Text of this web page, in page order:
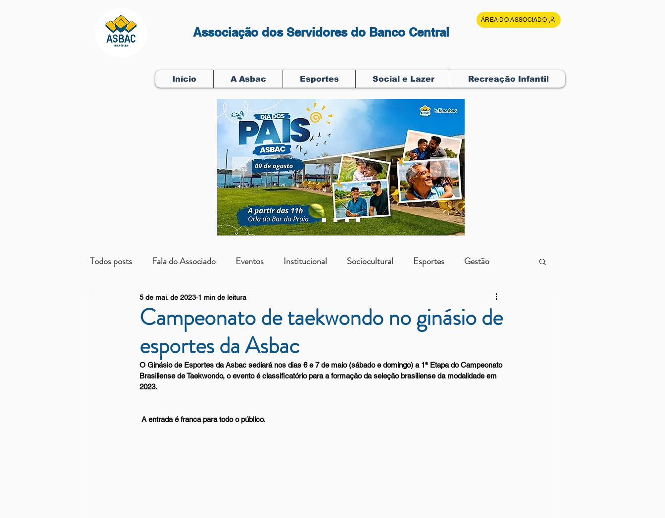
Associação dos Servidores do Banco Central
ÁREA DO ASSOCIADO
Início A Asbac Esportes Social e Lazer Recreação Infantil
Todos posts Fala do Associado Eventos Institucional Sociocultural Esportes Gestão
Beneficientes Arrendatários Vantagens Asbac
Campeonato de taekwondo no ginásio de
esportes da Asbac
5 de mai. de 2023 1 min de leitura
O Ginásio de Esportes da Asbac sediará nos dias 6 e 7 de maio (sábado e domingo) a 1ª Etapa do Campeonato
Brasiliense de Taekwondo, o evento é classificatório para a formação da seleção brasiliense da modalidade em
2023.
A entrada é franca para todo o público.